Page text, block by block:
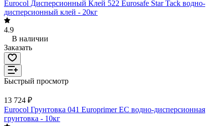
Eurocol Дисперсионный Клей 522 Eurosafe Star Tack водно-
дисперсионный клей - 20кг
4.9
В наличии
Заказать
Быстрый просмотр
13 724 ₽
Eurocol Грунтовка 041 Europrimer EС водно-дисперсионная
грунтовка - 10кг